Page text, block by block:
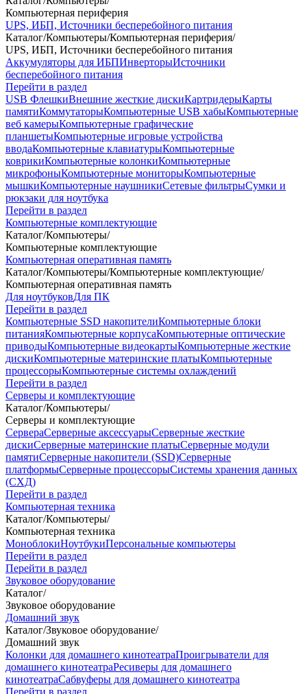
Компьютерная периферия
UPS, ИБП, Источники бесперебойного питания
Каталог/Компьютеры/Компьютерная периферия/
UPS, ИБП, Источники бесперебойного питания
Аккумуляторы для ИБПИнверторыИсточники
бесперебойного питания
Перейти в раздел
USB ФлешкиВнешние жесткие дискиКартридерыКарты
памятиКоммутаторыКомпьютерные USB хабыКомпьютерные
веб камерыКомпьютерные графические
планшетыКомпьютерные игровые устройства
вводаКомпьютерные клавиатурыКомпьютерные
коврикиКомпьютерные колонкиКомпьютерные
микрофоныКомпьютерные мониторыКомпьютерные
мышкиКомпьютерные наушникиСетевые фильтрыСумки и
рюкзаки для ноутбука
Перейти в раздел
Компьютерные комплектующие
Каталог/Компьютеры/
Компьютерные комплектующие
Компьютерная оперативная память
Каталог/Компьютеры/Компьютерные комплектующие/
Компьютерная оперативная память
Для ноутбуковДля ПК
Перейти в раздел
Компьютерные SSD накопителиКомпьютерные блоки
питанияКомпьютерные корпусаКомпьютерные оптические
приводыКомпьютерные видеокартыКомпьютерные жесткие
дискиКомпьютерные материнские платыКомпьютерные
процессорыКомпьютерные системы охлаждений
Перейти в раздел
Серверы и комплектующие
Каталог/Компьютеры/
Серверы и комплектующие
СервераСерверные аксессуарыСерверные жесткие
дискиСерверные материнские платыСерверные модули
памятиСерверные накопители (SSD)Серверные
платформыСерверные процессорыСистемы хранения данных
(СХД)
Перейти в раздел
Компьютерная техника
Каталог/Компьютеры/
Компьютерная техника
МоноблокиНоутбукиПерсональные компьютеры
Перейти в раздел
Перейти в раздел
Звуковое оборудование
Каталог/
Звуковое оборудование
Домашний звук
Каталог/Звуковое оборудование/
Домашний звук
Колонки для домашнего кинотеатраПроигрыватели для
домашнего кинотеатраРесиверы для домашнего
кинотеатраСабвуферы для домашнего кинотеатра
Перейти в раздел